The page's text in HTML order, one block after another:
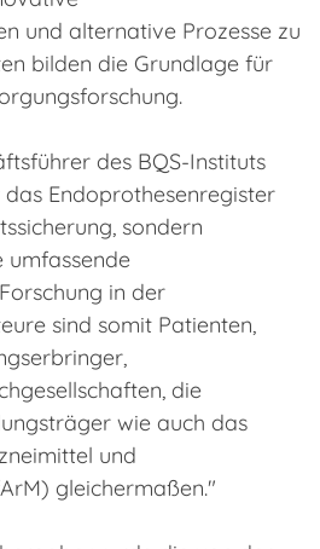
und alternative Prozesse zu
bilden die Grundlage für
des BQS-Instituts
Endoprothesenregister
sondern
umfassende
in der
sind somit Patienten,
die
wie auch das
und
gleichermaßen."